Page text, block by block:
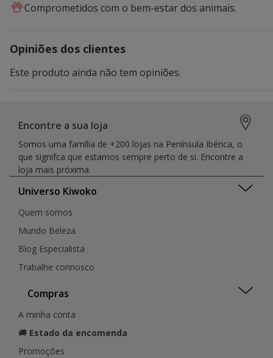
Comprometidos com o bem-estar dos animais.
Opiniões dos clientes
Este produto ainda não tem opiniões.
Encontre a sua loja
Somos uma família de +200 lojas na Península Ibérica, o
que signifca que estamos sempre perto de si. Encontre a
loja mais próxima.
Universo Kiwoko
Quem somos
Mundo Beleza
Blog Especialista
Trabalhe connosco
Compras
A minha conta
🚚 Estado da encomenda
Promoções